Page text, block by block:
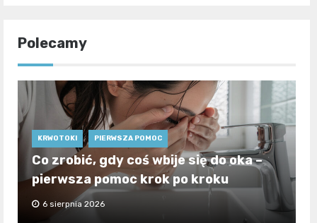
Polecamy
KRWOTOKI PIERWSZA POMOC
Co zrobić, gdy coś wbije się do oka –
pierwsza pomoc krok po kroku
6 sierpnia 2026